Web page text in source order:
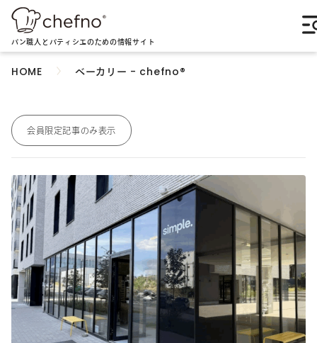
パン職人とパティシエのための情報サイト
HOME ベーカリー - chefno®︎
会員限定記事のみ表示